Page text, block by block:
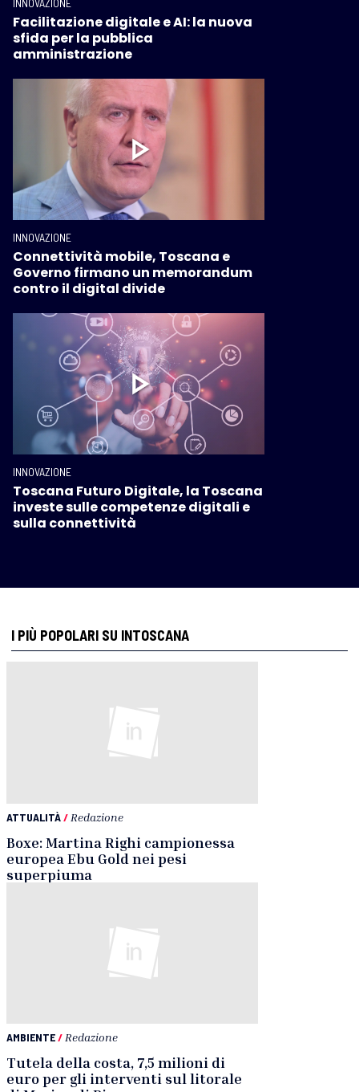
Facilitazione digitale e AI: la nuova
sfida per la pubblica
amministrazione
INNOVAZIONE
Connettività mobile, Toscana e
Governo firmano un memorandum
contro il digital divide
INNOVAZIONE
Toscana Futuro Digitale, la Toscana
investe sulle competenze digitali e
sulla connettività
I PIÙ POPOLARI SU INTOSCANA
ATTUALITÀ/ Redazione
Boxe: Martina Righi campionessa
europea Ebu Gold nei pesi
superpiuma
AMBIENTE/ Redazione
Tutela della costa, 7,5 milioni di
euro per gli interventi sul litorale